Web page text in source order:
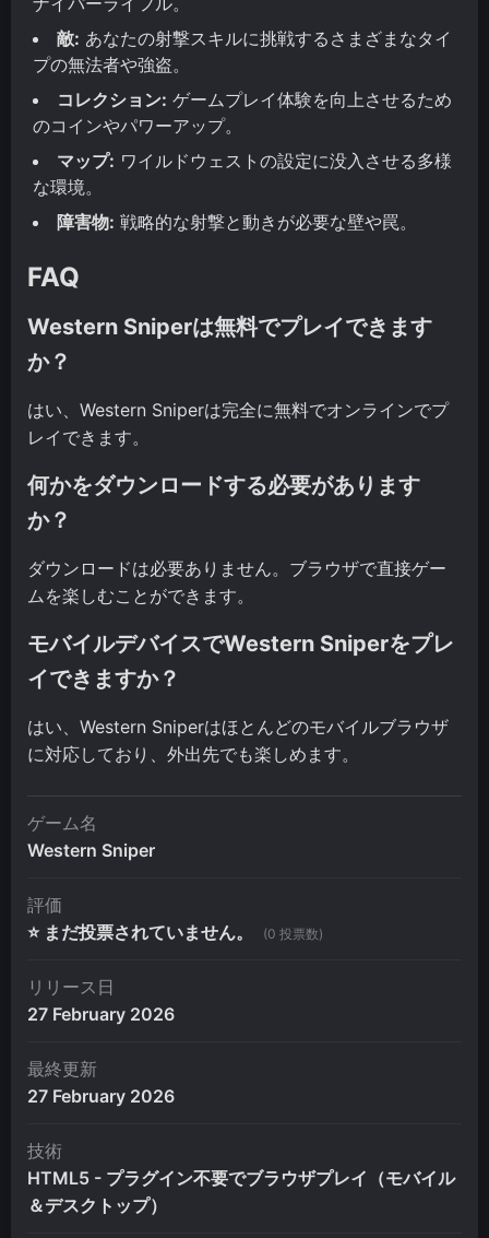
敵: あなたの射撃スキルに挑戦するさまざまなタイ
プの無法者や強盗。
コレクション: ゲームプレイ体験を向上させるため
のコインやパワーアップ。
マップ: ワイルドウェストの設定に没入させる多様
な環境。
障害物: 戦略的な射撃と動きが必要な壁や罠。
FAQ
Western Sniperは無料でプレイできます
か？
はい、Western Sniperは完全に無料でオンラインでプ
レイできます。
何かをダウンロードする必要があります
か？
ダウンロードは必要ありません。ブラウザで直接ゲー
ムを楽しむことができます。
モバイルデバイスでWestern Sniperをプレ
イできますか？
はい、Western Sniperはほとんどのモバイルブラウザ
に対応しており、外出先でも楽しめます。
ゲーム名
Western Sniper
評価
⭐ まだ投票されていません。
(0 投票数)
リリース日
27 February 2026
最終更新
27 February 2026
技術
HTML5 - プラグイン不要でブラウザプレイ（モバイル
＆デスクトップ）